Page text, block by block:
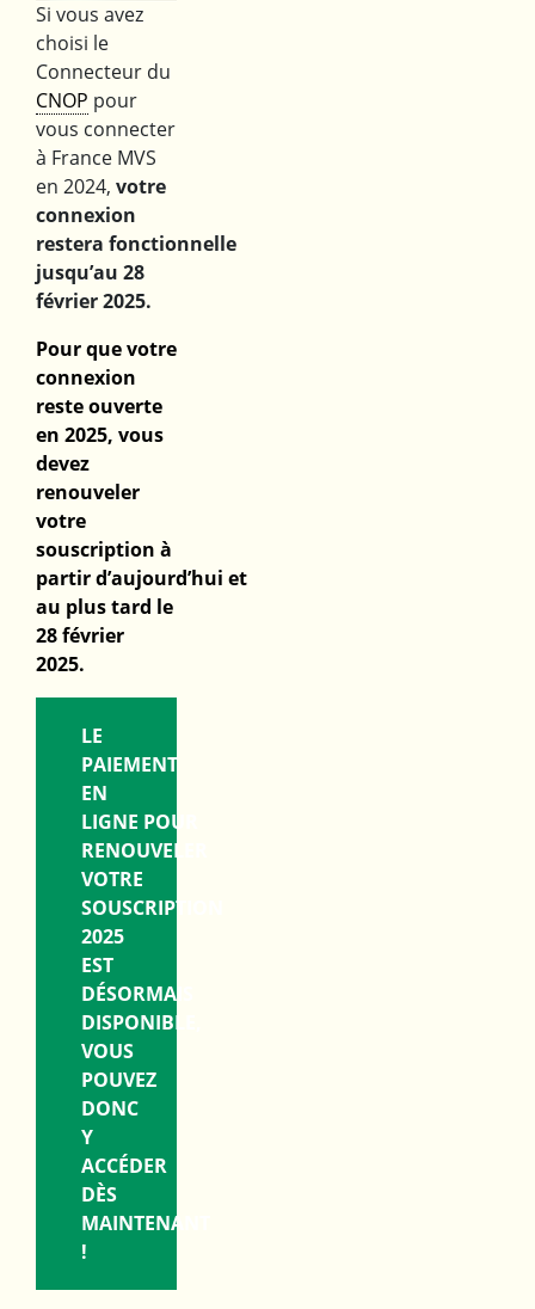
Si vous avez
choisi le
Connecteur du
CNOP pour
vous connecter
à France MVS
en 2024, votre
connexion
restera fonctionnelle
jusqu’au 28
février 2025.
Pour que votre
connexion
reste ouverte
en 2025, vous
devez
renouveler
votre
souscription à
partir d’aujourd’hui et
au plus tard le
28 février
2025.
LE
PAIEMENT
EN
LIGNE POUR
RENOUVELER
VOTRE
SOUSCRIPTION
2025
EST
DÉSORMAIS
DISPONIBLE,
VOUS
POUVEZ
DONC
Y
ACCÉDER
DÈS
MAINTENANT
!